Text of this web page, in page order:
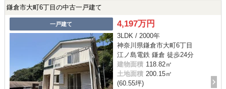
鎌倉市大町6丁目の中古一戸建て
一戸建て 4,197万円
3LDK / 2000年
神奈川県鎌倉市大町6丁目
江ノ島電鉄 鎌倉 徒歩24分
建物面積 118.82㎡
土地面積 200.15㎡
(60.55坪)